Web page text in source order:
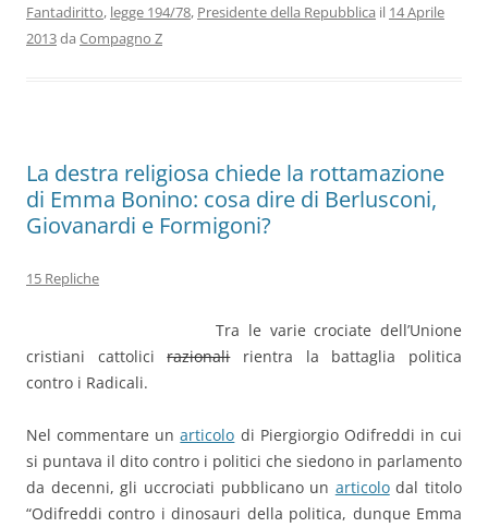
Fantadiritto, legge 194/78, Presidente della Repubblica il 14 Aprile
2013da Compagno Z
La destra religiosa chiede la rottamazione
di Emma Bonino: cosa dire di Berlusconi,
Giovanardi e Formigoni?
15 Repliche
Tra le varie crociate dell’Unione
cristiani cattolicirazionalirientra la battaglia politica
contro i Radicali.
Nel commentare unarticolo di Piergiorgio Odifreddi in cui
si puntava il dito contro i politici che siedono in parlamento
da decenni, gli uccrociati pubblicano un articolodal titolo
“Odifreddi contro i dinosauri della politica, dunque Emma